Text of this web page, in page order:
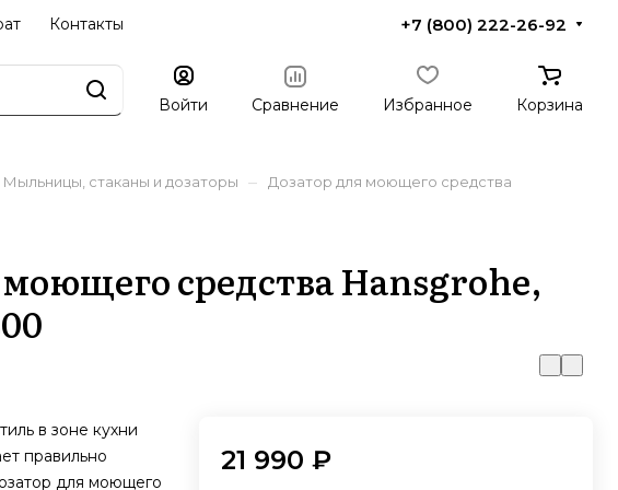
Контакты +7 (800) 222-26-92
Войти Сравнение Избранное Корзина
Мыльницы, стаканы и дозаторы –
Дозатор для моющего средства
средства Hansgrohe,
в зоне кухни
правильно
для моющего
21 990 ₽